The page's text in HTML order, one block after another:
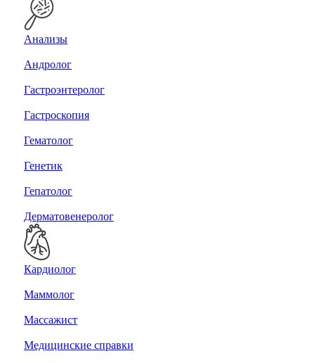
Анализы
Андролог
Гастроэнтеролог
Гастроскопия
Гематолог
Генетик
Гепатолог
Дерматовенеролог
Кардиолог
Маммолог
Массажист
Медицинские справки